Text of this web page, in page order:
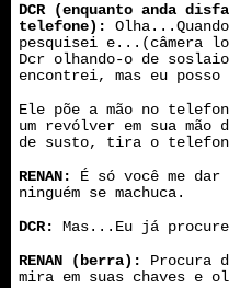
DCR (enquanto anda
telefone):
pesquisei e...(câmera
Dcr olhando-o de
encontrei, mas eu
Ele põe a mão no
um revólver em sua
de susto, tira o
RENAN:
É só você me dar
ninguém se machuca.
DCR:
Mas...Eu já
RENAN (berra):
Procura
mira em suas chaves e